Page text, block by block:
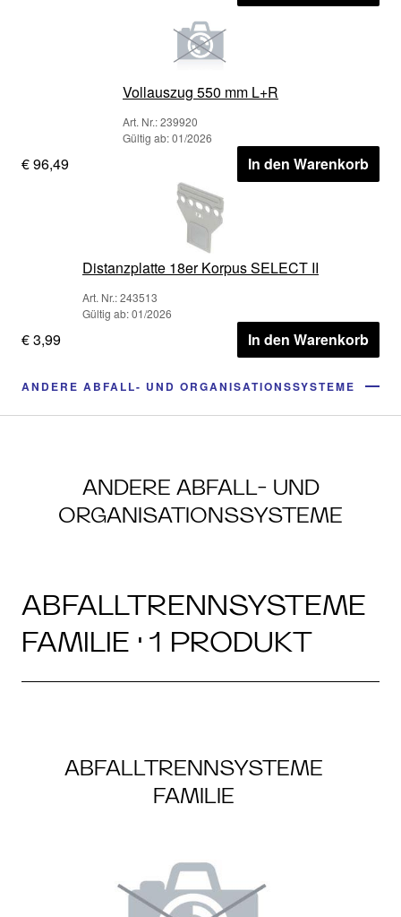
Vollauszug 550 mm L+R
Art. Nr.: 239920
Gültig ab: 01/2026
€ 96,49 In den Warenkorb
Distanzplatte 18er Korpus SELECT II
Art. Nr.: 243513
Gültig ab: 01/2026
€ 3,99 In den Warenkorb
ANDERE ABFALL- UND ORGANISATIONSSYSTEME
ANDERE ABFALL- UND
ORGANISATIONSSYSTEME
ABFALLTRENNSYSTEME
FAMILIE · 1 PRODUKT
ABFALLTRENNSYSTEME
FAMILIE